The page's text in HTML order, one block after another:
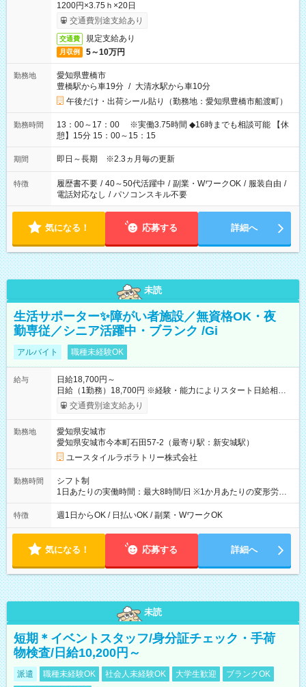
1200円×3.75ｈ×20日
交通費別途支給あり
交通費 規定支給あり
月収例 5～10万円
勤務地
愛知県豊橋市
豊橋駅から車19分 / 大清水駅から車10分
午後だけ・出荷シール貼り（勤務地：愛知県豊橋市船渡町）
勤務時間
13：00～17：00 ※実働3.75時間 ◆16時までも相談可能 【休
憩】15分 15：00～15：15
期間 即日～長期 ※2.3ヵ月毎の更新
特徴 履歴書不要 / 40～50代活躍中 / 副業・WワークOK / 服装自由 /
電話対応なし / パソコンスキル不要
気になる！ 応募する 詳細へ
未読
生活サポーター✨障がい者施設／無資格OK・夜
勤専従／シニア活躍中・ブランク /Gi
アルバイト 職種未経験OK
給与
日給18,700円～
日給（1勤務）18,700円 ※経験・能力によりスタート日給相談
可・昇給可 【試用期間】試用期間あり 試用期間の長さ：3ヶ月
雇用形態、給与は本採用時と同じです。
交通費別途支給あり
勤務地
愛知県安城市
愛知県安城市今本町石田57-2（最寄り駅：新安城駅）
ユースタイルラボラトリー株式会社
勤務時間
シフト制
1日あたりの実働時間：最大8時間/日 ※1か月あたりの変形労働
制（週平均40時間以内） 夜勤：17:00-翌09:00（休憩2時間）
特徴 週1日からOK / 日払いOK / 副業・WワークOK
気になる！ 応募する 詳細へ
未読
短期＊イベントスタッフ/身分証チェック・手荷
物検査/日給10,200円～
派遣 職種未経験OK 社会人未経験OK 大学生歓迎
ブランクOK